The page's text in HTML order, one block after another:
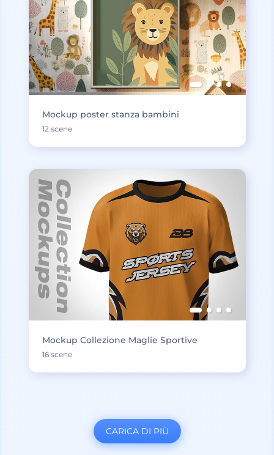
Mockup poster stanza bambini
12 scene
Mockup Collezione Maglie Sportive
16 scene
CARICA DI PIÙ